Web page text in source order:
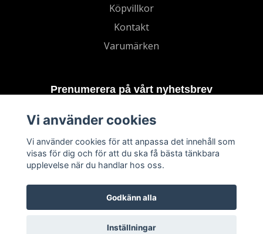
Köpvillkor
Kontakt
Varumärken
Prenumerera på vårt nyhetsbrev
Vi använder cookies
Vi använder cookies för att anpassa det innehåll som
visas för dig och för att du ska få bästa tänkbara
upplevelse när du handlar hos oss.
Godkänn alla
Inställningar